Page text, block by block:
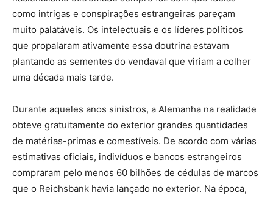
como intrigas e conspirações estrangeiras pareçam
muito palatáveis. Os intelectuais e os líderes políticos
que propalaram ativamente essa doutrina estavam
plantando as sementes do vendaval que viriam a colher
uma década mais tarde.
Durante aqueles anos sinistros, a Alemanha na realidade
obteve gratuitamente do exterior grandes quantidades
de matérias-primas e comestíveis. De acordo com várias
estimativas oficiais, indivíduos e bancos estrangeiros
compraram pelo menos 60 bilhões de cédulas de marcos
que o Reichsbank havia lançado no exterior. Na época,